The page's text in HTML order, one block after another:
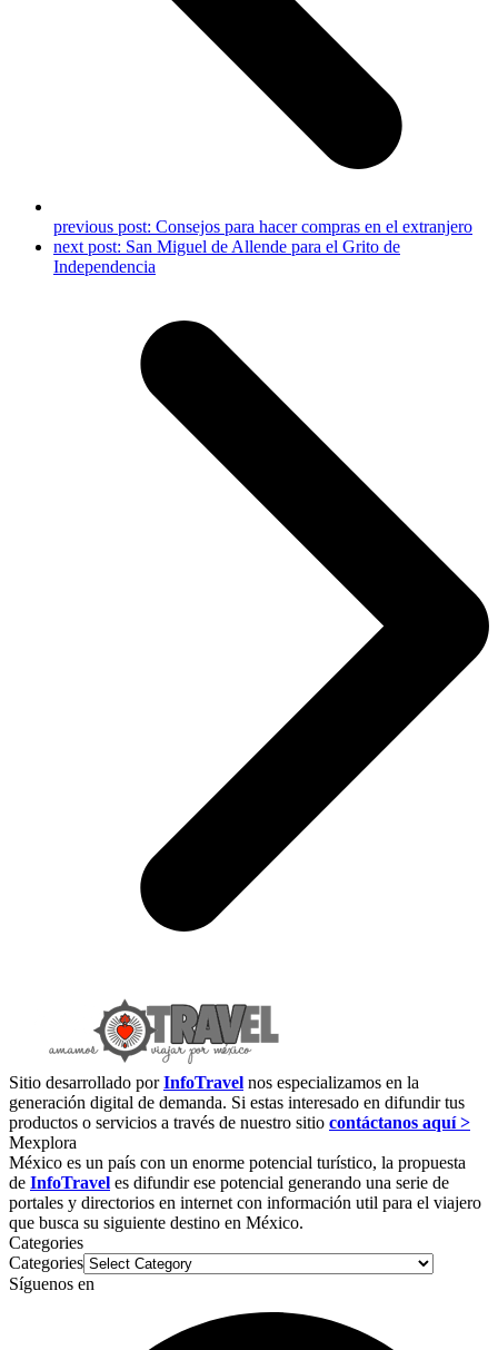
previous post: Consejos para hacer compras en el extranjero
next post: San Miguel de Allende para el Grito de
Independencia
Sitio desarrollado porInfoTravel nos especializamos en la
generación digital de demanda. Si estas interesado en difundir tus
productos o servicios a través de nuestro sitio contáctanos aquí >
Mexplora
México es un país con un enorme potencial turístico, la propuesta
de InfoTravel es difundir ese potencial generando una serie de
portales y directorios en internet con información util para el viajero
que busca su siguiente destino en México.
Categories
Categories
Síguenos en